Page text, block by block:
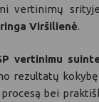
vertinimų
Viršilienė.
vertinimu
bei